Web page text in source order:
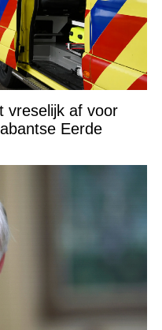
vreselijk af voor
Eerde